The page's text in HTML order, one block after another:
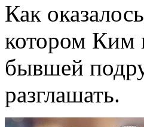
Как
котором Ким
бывшей
разглашать.